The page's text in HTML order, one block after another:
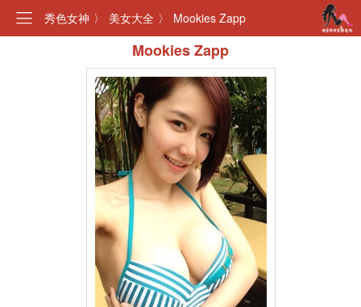
秀色女神 〉 美女大全 〉 Mookies Zapp
Mookies Zapp